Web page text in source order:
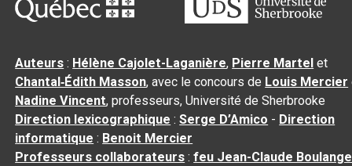
Auteurs : Hélène Cajolet-Laganière, Pierre Martel et
Chantal‑Édith Masson, avec le concours de Louis Mercier
Nadine Vincent, professeurs, Université de Sherbrooke
Direction lexicographique :Serge D’Amico - Direction
informatique : Benoit Mercier
Professeurs collaborateurs :feu Jean-Claude